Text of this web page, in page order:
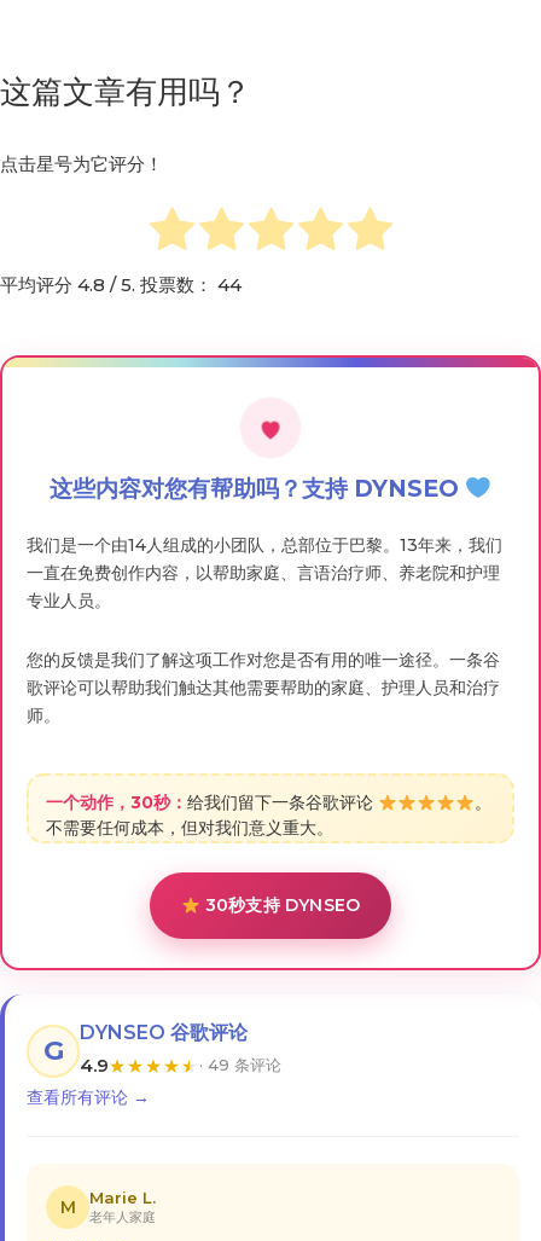
这篇文章有用吗？
点击星号为它评分！
平均评分 4.8 / 5. 投票数： 44
这些内容对您有帮助吗？支持 DYNSEO
我们是一个由14人组成的小团队，总部位于巴黎。13年来，我们
一直在免费创作内容，以帮助家庭、言语治疗师、养老院和护理
专业人员。
您的反馈是我们了解这项工作对您是否有用的唯一途径。一条谷
歌评论可以帮助我们触达其他需要帮助的家庭、护理人员和治疗
师。
一个动作，30秒： 给我们留下一条谷歌评论
。
不需要任何成本，但对我们意义重大。
30秒支持 DYNSEO
G
DYNSEO 谷歌评论
4.9★★★★★ · 49 条评论
查看所有评论 →
M Marie L.
老年人家庭